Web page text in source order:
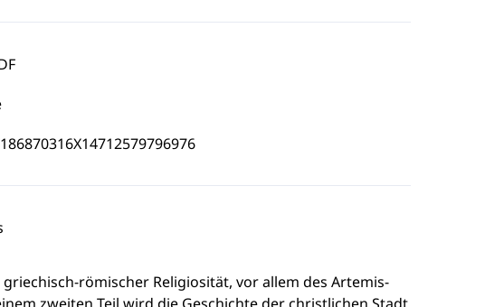
römischer Religiosität, vor allem des Artemis-